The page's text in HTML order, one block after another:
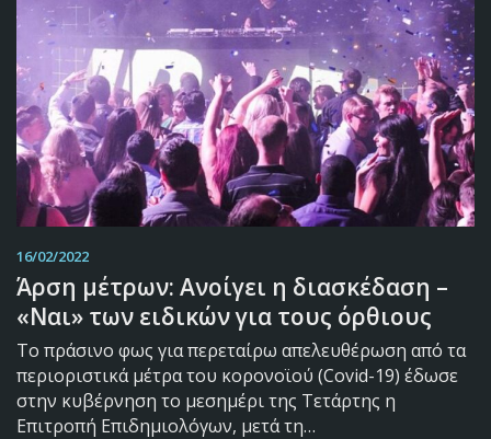
16/02/2022
Άρση μέτρων: Ανοίγει η διασκέδαση –
«Ναι» των ειδικών για τους όρθιους
Το πράσινο φως για περεταίρω απελευθέρωση από τα
περιοριστικά μέτρα του κορονοϊού (Covid-19) έδωσε
στην κυβέρνηση το μεσημέρι της Τετάρτης η
Επιτροπή Επιδημιολόγων, μετά τη…